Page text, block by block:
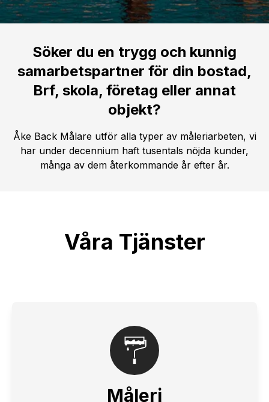
Söker du en trygg och kunnig
samarbetspartner för din bostad,
Brf, skola, företag eller annat
objekt?
Åke Back Målare utför alla typer av måleriarbeten, vi
har under decennium haft tusentals nöjda kunder,
många av dem återkommande år efter år.
Våra Tjänster
Måleri